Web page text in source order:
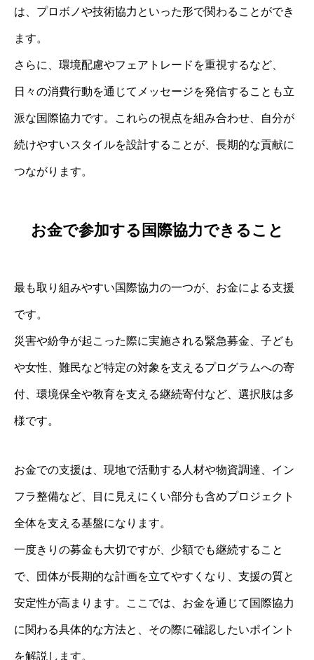
は、プロボノや技術協力といった形で関わることができ
ます。
さらに、環境配慮やフェアトレードを重視するなど、
日々の消費行動を通じてメッセージを発信することも立
派な国際協力です。これらの視点を組み合わせ、自分が
続けやすいスタイルを設計することが、長期的な貢献に
つながります。
お金で参加する国際協力できること
最も取り組みやすい国際協力の一つが、お金による支援
です。
災害や紛争が起こった際に実施される緊急募金、子ども
や女性、難民など特定の対象を支えるプログラムへの寄
付、環境保全や教育を支える継続寄付など、選択肢は多
様です。
お金での支援は、現地で活動する人材や物資調達、イン
フラ整備など、目に見えにくい部分も含めプロジェクト
全体を支える基盤になります。
一度きりの募金も大切ですが、少額でも継続すること
で、団体が長期的な計画を立てやすくなり、支援の質と
安定性が高まります。ここでは、お金を通じて国際協力
に関わる具体的な方法と、その際に確認したいポイント
を解説します。